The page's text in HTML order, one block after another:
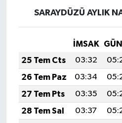
SARAYDÜZÜ AYLIK
İMSAK
25 Tem Cts
03:32
26 Tem Paz
03:34
27 Tem Pts
03:35
28 Tem Sal
03:37